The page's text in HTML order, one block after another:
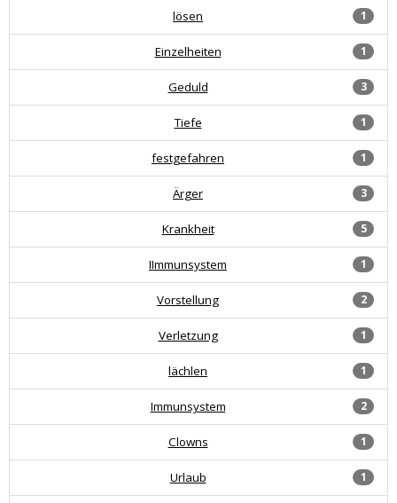
1
lösen
1
Einzelheiten
3
Geduld
1
Tiefe
1
festgefahren
3
Ärger
5
Krankheit
1
IImmunsystem
2
Vorstellung
1
Verletzung
1
lächlen
2
Immunsystem
1
Clowns
1
Urlaub